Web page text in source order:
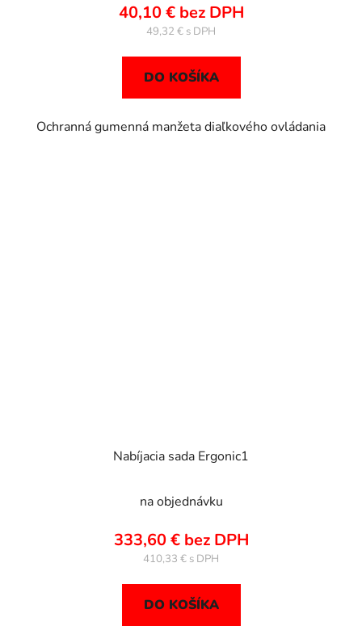
40,10 € bez DPH
49,32 €
DO KOŠÍKA
Ochranná gumenná manžeta diaľkového ovládania
Nabíjacia sada Ergonic1
na objednávku
333,60 € bez DPH
410,33 €
DO KOŠÍKA